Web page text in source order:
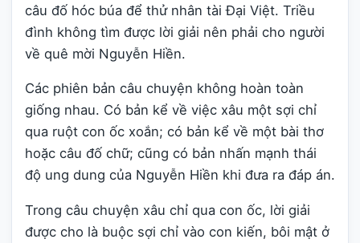
câu đố hóc búa để thử nhân tài Đại Việt. Triều
đình không tìm được lời giải nên phải cho người
về quê mời Nguyễn Hiền.
Các phiên bản câu chuyện không hoàn toàn
giống nhau. Có bản kể về việc xâu một sợi chỉ
qua ruột con ốc xoắn; có bản kể về một bài thơ
hoặc câu đố chữ; cũng có bản nhấn mạnh thái
độ ung dung của Nguyễn Hiền khi đưa ra đáp án.
Trong câu chuyện xâu chỉ qua con ốc, lời giải
được cho là buộc sợi chỉ vào con kiến, bôi mật ở